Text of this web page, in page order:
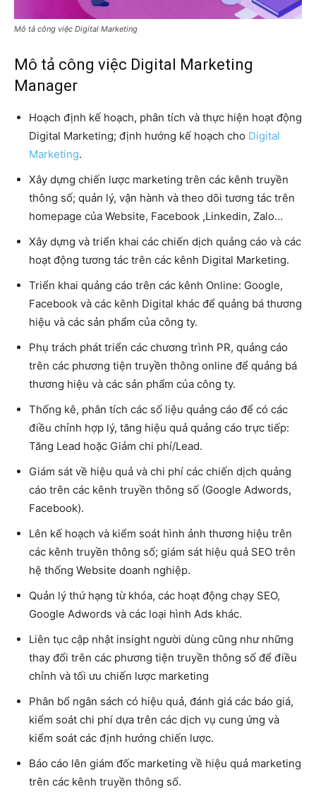
Mô tả công việc Digital Marketing
Mô tả công việc Digital Marketing
Manager
Hoạch định kế hoạch, phân tích và thực hiện hoạt động
Digital Marketing; định hướng kế hoạch cho Digital
Marketing.
Xây dựng chiến lược marketing trên các kênh truyền
thông số; quản lý, vận hành và theo dõi tương tác trên
homepage của Website, Facebook ,Linkedin, Zalo…
Xây dựng và triển khai các chiến dịch quảng cáo và các
hoạt động tương tác trên các kênh Digital Marketing.
Triển khai quảng cáo trên các kênh Online: Google,
Facebook và các kênh Digital khác để quảng bá thương
hiệu và các sản phẩm của công ty.
Phụ trách phát triển các chương trình PR, quảng cáo
trên các phương tiện truyền thông online để quảng bá
thương hiệu và các sản phẩm của công ty.
Thống kê, phân tích các số liệu quảng cáo để có các
điều chỉnh hợp lý, tăng hiệu quả quảng cáo trực tiếp:
Tăng Lead hoặc Giảm chi phí/Lead.
Giám sát về hiệu quả và chi phí các chiến dịch quảng
cáo trên các kênh truyền thông số (Google Adwords,
Facebook).
Lên kế hoạch và kiểm soát hình ảnh thương hiệu trên
các kênh truyền thông số; giám sát hiệu quả SEO trên
hệ thống Website doanh nghiệp.
Quản lý thứ hạng từ khóa, các hoạt động chạy SEO,
Google Adwords và các loại hình Ads khác.
Liên tục cập nhật insight người dùng cũng như những
thay đổi trên các phương tiện truyền thông số để điều
chỉnh và tối ưu chiến lược marketing
Phân bổ ngân sách có hiệu quả, đánh giá các báo giá,
kiểm soát chi phí dựa trên các dịch vụ cung ứng và
kiểm soát các định hướng chiến lược.
Báo cáo lên giám đốc marketing về hiệu quả marketing
trên các kênh truyền thông số.